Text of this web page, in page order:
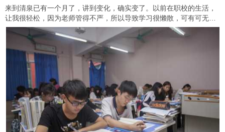
来到清泉已有一个月了，讲到变化，确实变了。以前在职校的生活，
让我很轻松，因为老师管得不严，所以导致学习很懒散，可有可无，
也就没什么，天天吃，喝，睡，玩，可能偶尔会看会书吧，虽然很悠
闲但这样是不对的，在毕业的最后一学期， ...